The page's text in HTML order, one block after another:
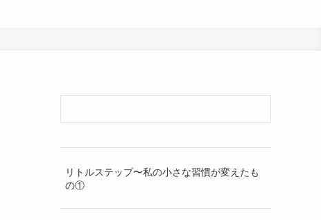
リトルステップ〜私の小さな習慣が変えたも
の①